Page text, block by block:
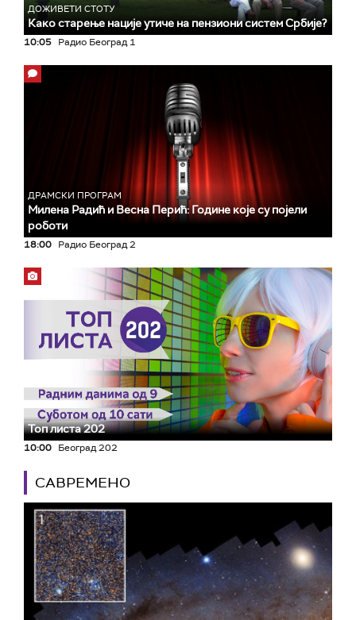
ДОЖИВЕТИ СТОТУ
Како старење нације утиче на пензиони систем Србије?
10:05 Радио Београд 1
ДРАМСКИ ПРОГРАМ
Милена Радић и Весна Перић: Године које су појели
роботи
18:00 Радио Београд 2
Топ листа 202
10:00 Београд 202
САВРЕМЕНО